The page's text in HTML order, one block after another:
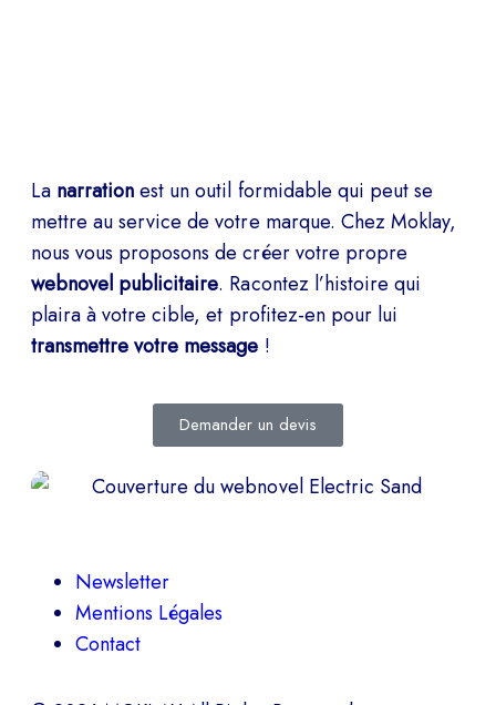
La narrationest un outil formidable qui peut se
mettre au service de votre marque. Chez Moklay,
nous vous proposons de créer votre propre
webnovel publicitaire. Racontez l’histoire qui
plaira à votre cible, et profitez-en pour lui
transmettre votre message !
Demander un devis
Newsletter
Mentions Légales
Contact